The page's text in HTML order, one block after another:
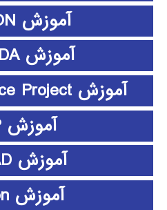
آموزش LUMION
آموزش MAXQDA
آموزش Microsoft Office Project
آموزش PHP
آموزش PSCAD
آموزش python